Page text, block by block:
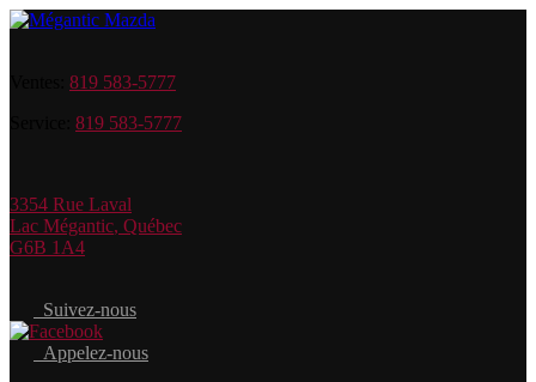
819 583-5777
819 583-5777
3354 Rue Laval
Lac Mégantic, Québec
G6B 1A4
Suivez-nous
Appelez-nous